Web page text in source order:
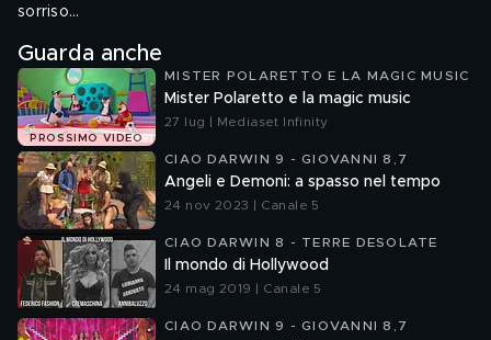
sorriso...
Guarda anche
PROSSIMO VIDEO
MISTER POLARETTO E LA MAGIC MUSIC
Mister Polaretto e la magic music
27 lug | Mediaset Infinity
CIAO DARWIN 9 - GIOVANNI 8,7
Angeli e Demoni: a spasso nel tempo
24 nov 2023 | Canale 5
CIAO DARWIN 8 - TERRE DESOLATE
Il mondo di Hollywood
24 mag 2019 | Canale 5
CIAO DARWIN 9 - GIOVANNI 8,7